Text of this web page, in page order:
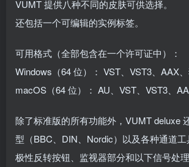
VUMT 提供八种不同的皮肤可供选择。
还包括一个可编辑的实例标签。
可用格式（全部包含在一个许可证中）：
Windows（64 位）： VST、VST3、AAX
macOS（64 位）： AU、VST、VST3、
除了标准版的所有功能外，VUMT deluxe
型（BBC、DIN、Nordic）以及各种通道
极性反转按钮、监视器部分和以下信号处